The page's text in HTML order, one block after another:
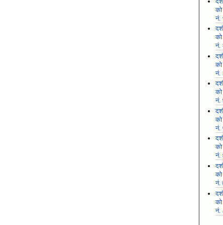
नं.
नं.
नं.
नं.
नं.
नं.
नं.
नं.